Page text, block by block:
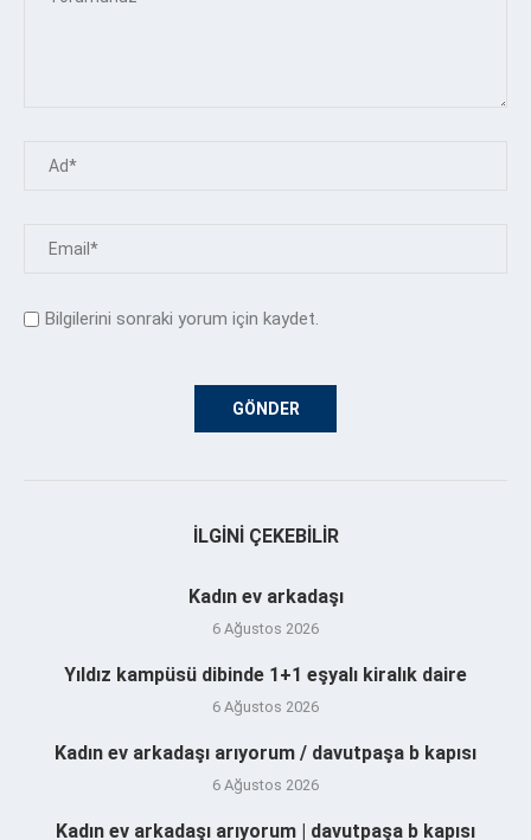
Bilgilerini sonraki yorum için kaydet.
İLGINI ÇEKEBILIR
Kadın ev arkadaşı
6 Ağustos 2026
Yıldız kampüsü dibinde 1+1 eşyalı kiralık daire
6 Ağustos 2026
Kadın ev arkadaşı arıyorum / davutpaşa b kapısı
6 Ağustos 2026
Kadın ev arkadaşı arıyorum | davutpaşa b kapısı